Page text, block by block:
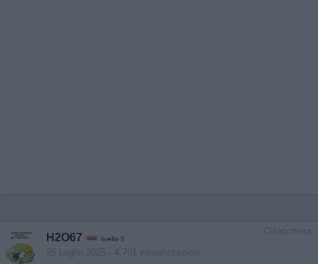
Chiacchiera
H2O67 livello 8
26 Luglio 2025 - 4.701 visualizzazioni